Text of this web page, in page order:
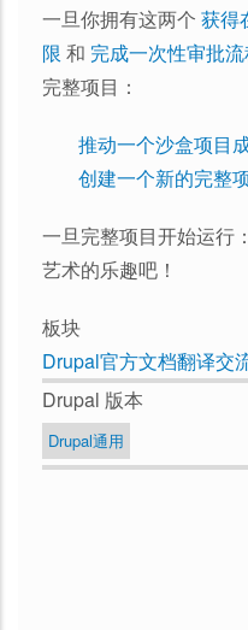
一旦你拥有这两个 获得
限 和 完成一次性审批
完整项目：
推动一个沙盒项目
创建一个新的完整
一旦完整项目开始运行：
艺术的乐趣吧！
板块
Drupal官方文档翻译交
Drupal 版本
Drupal通用